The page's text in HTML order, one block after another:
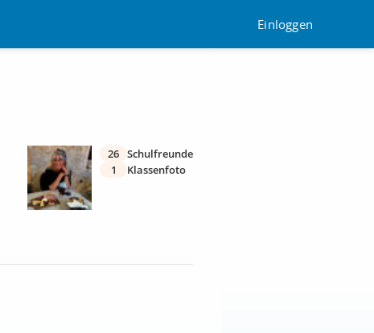
Einloggen
26 Schulfreunde
1
Klassenfoto